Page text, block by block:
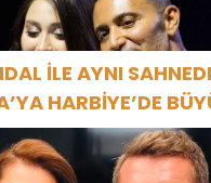
İLE AYNI
HARBİYE’DE